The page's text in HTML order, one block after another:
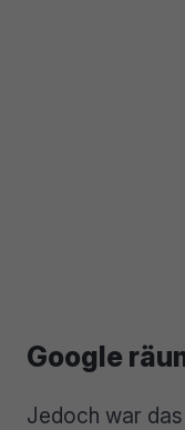
Google
Jedoch war